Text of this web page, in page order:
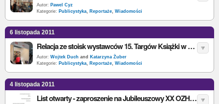
Autor: Pawel Cyz
Kategorie: Publicystyka, Reportaże, Wiadomości
6 listopada 2011
Relacja ze stoisk wystawców 15. Targów Książki w Krakowie - cz. 2
Autor: Wojtek Duch and
Katarzyna Żuber
Kategorie: Publicystyka, Reportaże, Wiadomości
4 listopada 2011
List otwarty - zaproszenie na Jubileuszowy XX OZHS do Katowic